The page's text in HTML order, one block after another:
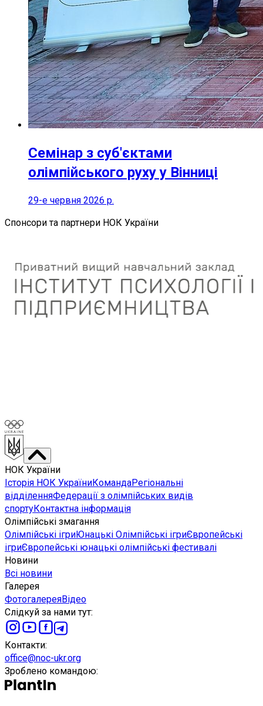
Семінар з суб'єктами
олімпійського руху у Вінниці
29-е червня 2026 р.
Спонсори та партнери НОК України
НОК України
Історія НОК УкраїниКомандаРегіональні
відділенняФедерації з олімпійських видів
спортуКонтактна інформація
Олімпійські змагання
Олімпійські ігриЮнацькі Олімпійські ігриЄвропейські
ігриЄвропейські юнацькі олімпійські фестивалі
Новини
Всі новини
Галерея
ФотогалереяВідео
Слідкуй за нами тут:
Контакти:
office@noc-ukr.org
Зроблено командою: